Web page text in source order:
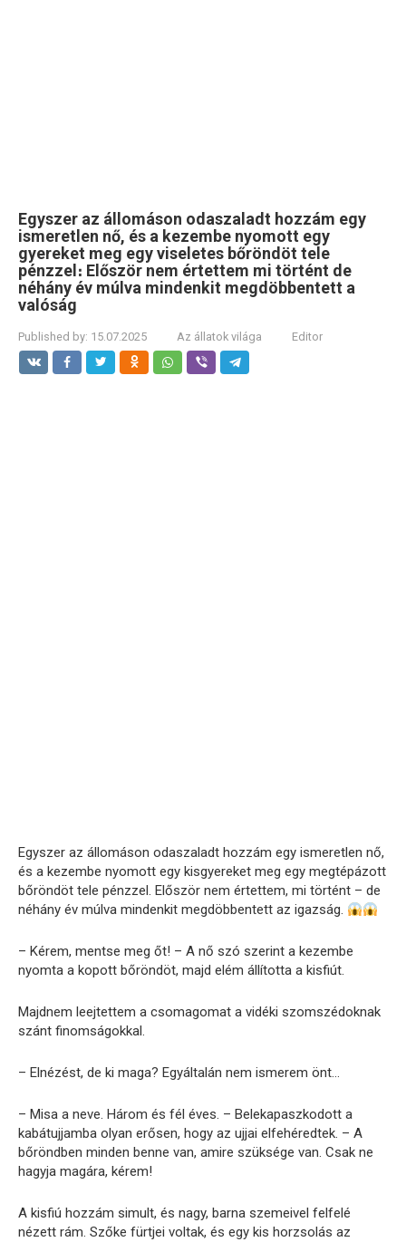
Egyszer az állomáson odaszaladt hozzám egy
ismeretlen nő, és a kezembe nyomott egy
gyereket meg egy viseletes bőröndöt tele
pénzzel։ Először nem értettem mi történt de
néhány év múlva mindenkit megdöbbentett a
valóság
Published by: 15.07.2025 Az állatok világa Editor
Egyszer az állomáson odaszaladt hozzám egy ismeretlen nő,
és a kezembe nyomott egy kisgyereket meg egy megtépázott
bőröndöt tele pénzzel. Először nem értettem, mi történt – de
néhány év múlva mindenkit megdöbbentett az igazság.
– Kérem, mentse meg őt! – A nő szó szerint a kezembe
nyomta a kopott bőröndöt, majd elém állította a kisfiút.
Majdnem leejtettem a csomagomat a vidéki szomszédoknak
szánt finomságokkal.
– Elnézést, de ki maga? Egyáltalán nem ismerem önt…
– Misa a neve. Három és fél éves. – Belekapaszkodott a
kabátujjamba olyan erősen, hogy az ujjai elfehéredtek. – A
bőröndben minden benne van, amire szüksége van. Csak ne
hagyja magára, kérem!
A kisfiú hozzám simult, és nagy, barna szemeivel felfelé
nézett rám. Szőke fürtjei voltak, és egy kis horzsolás az